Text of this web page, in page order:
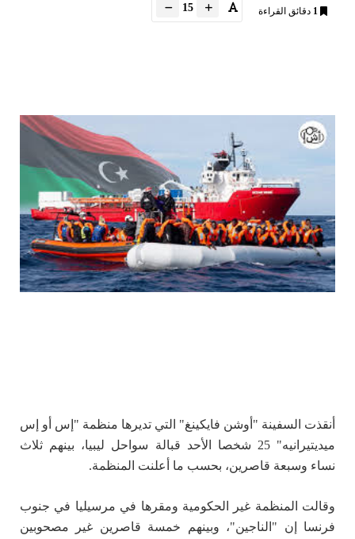
1 دقائق القراءة 15
أنقذت السفينة "أوشن فايكينغ" التي تديرها منظمة "إس أو إس
ميديتيرانيه" 25 شخصا الأحد قبالة سواحل ليبيا، بينهم ثلاث
نساء وسبعة قاصرين، بحسب ما أعلنت المنظمة.
وقالت المنظمة غير الحكومية ومقرها في مرسيليا في جنوب
فرنسا إن "الناجين"، وبينهم خمسة قاصرين غير مصحوبين